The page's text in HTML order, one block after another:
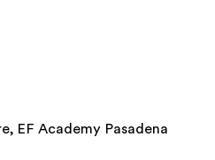
EF Academy Pasadena